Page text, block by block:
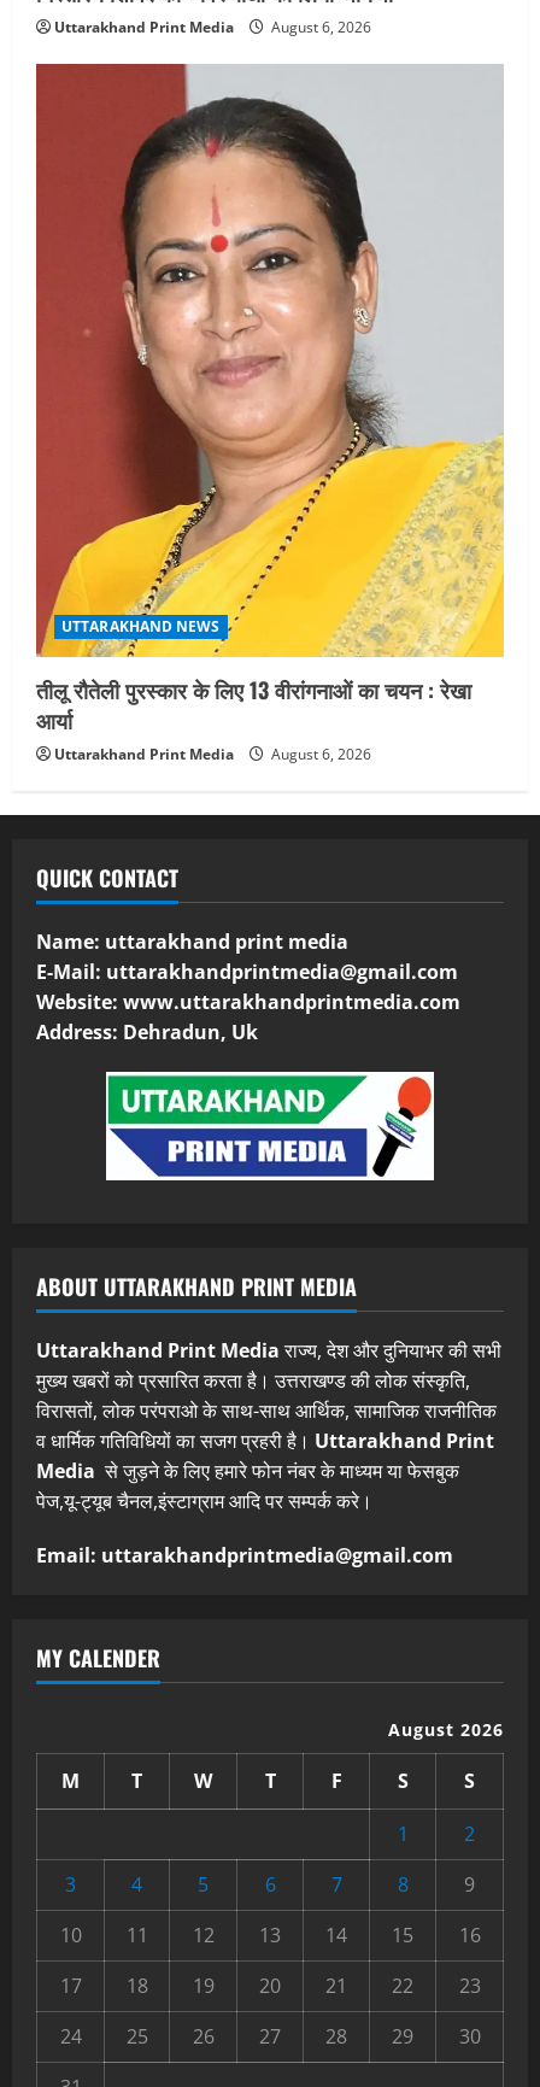
Uttarakhand Print Media August 6, 2026
UTTARAKHAND NEWS
तीलू रौतेली पुरस्कार के लिए 13 वीरांगनाओं का चयन : रेखा
आर्या
Uttarakhand Print Media August 6, 2026
QUICK CONTACT
Name: uttarakhand print media
E-Mail: uttarakhandprintmedia@gmail.com
Website: www.uttarakhandprintmedia.com
Address: Dehradun, Uk
ABOUT UTTARAKHAND PRINT MEDIA
Uttarakhand Print Mediaराज्य, देश और दुनियाभर की सभी
मुख्य खबरों को प्रसारित करता है। उत्तराखण्ड की लोक संस्कृति,
विरासतों, लोक परंपराओ के साथ-साथ आर्थिक, सामाजिक राजनीतिक
व धार्मिक गतिविधियों का सजग प्रहरी है। Uttarakhand Print
Media से जुड़ने के लिए हमारे फोन नंबर के माध्यम या फेसबुक
पेज,यू-ट्यूब चैनल,इंस्टाग्राम आदि पर सम्पर्क करे।
Email: uttarakhandprintmedia@gmail.com
MY CALENDER
August 2026
M T W T F S
S
1
2
3
4 5 6 7 8
9
10
11 12 13 14 15
16
17
18 19 20 21 22
23
24
25 26 27 28 29
30